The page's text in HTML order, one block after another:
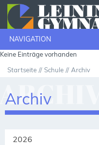
NAVIGATION
Keine Einträge vorhanden
Startseite Schule Archiv
Archiv
2026